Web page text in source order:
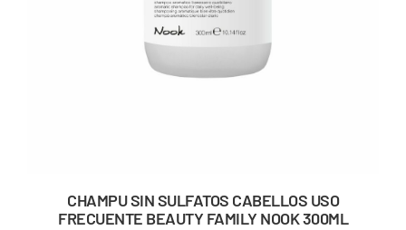
CHAMPU SIN SULFATOS CABELLOS USO
FRECUENTE BEAUTY FAMILY NOOK 300ML